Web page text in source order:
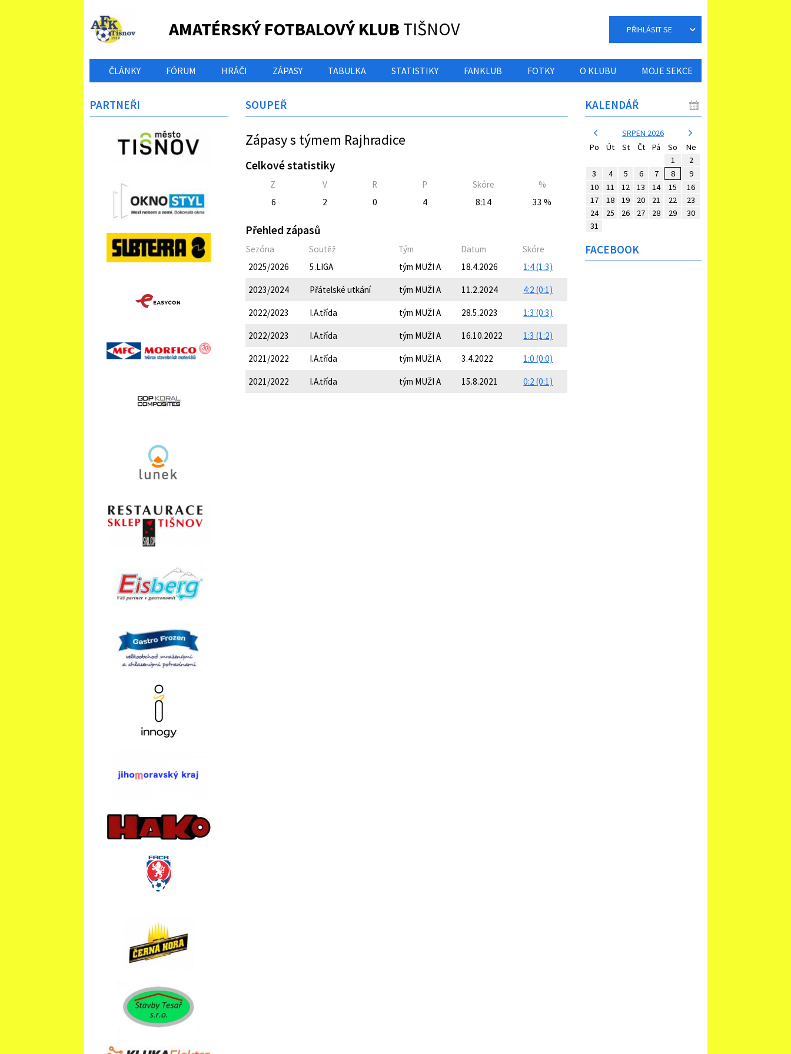
AMATÉRSKÝ FOTBALOVÝ KLUB TIŠNOV PŘIHLÁSIT SE
ČLÁNKY FÓRUM HRÁČI ZÁPASY TABULKA STATISTIKY FANKLUB FOTKY O KLUBU MOJE SEKCE
SOUPEŘ
Zápasy s týmem Rajhradice
Celkové statistiky
Z V R P Skóre
%
6
2 0 4 8:14 33 %
Přehled zápasů
Sezóna Soutěž Tým Datum
Skóre
2025/2026
5.LIGA tým MUŽI A 18.4.2026 1:4 (1:3)
2023/2024 Přátelské utkání tým MUŽI A 11.2.2024 4:2 (0:1)
2022/2023 I.A.třída tým MUŽI A 28.5.2023 1:3 (0:3)
2022/2023 I.A.třída tým MUŽI A 16.10.2022 1:3 (1:2)
2021/2022 I.A.třída tým MUŽI A 3.4.2022 1:0 (0:0)
2021/2022 I.A.třída tým MUŽI A 15.8.2021 0:2 (0:1)
PARTNEŘI KALENDÁŘ
SRPEN 2026
Po
Út St Čt Pá So
Ne
1
2
3
4 5 6 7 8
9
10
11 12 13 14 15
16
17
18 19 20 21 22
23
24
25 26 27 28 29
30
31
FACEBOOK